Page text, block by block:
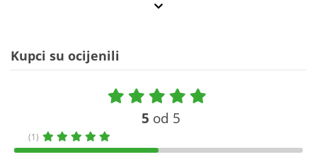
Kupci su ocijenili
5 od 5
(1)